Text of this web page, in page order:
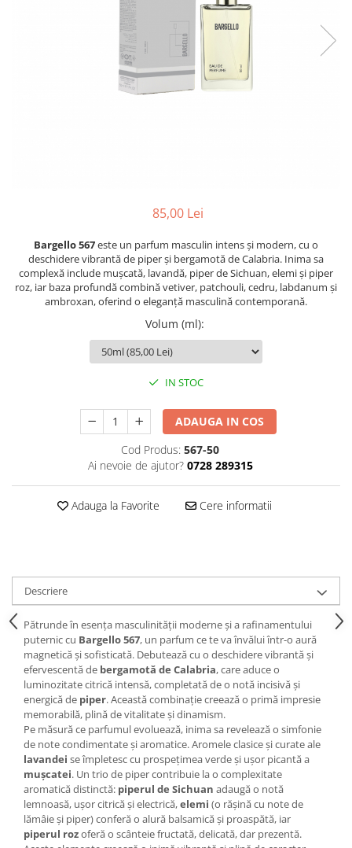
Floral-Fructat-Gurmand
Pielarie
Floral-Aldehidic
Floral-Lemnos
Aromatic-Condimentat
Floral-Fructat
Citric
Aromatic
Aromatic-Verde
85,00 Lei
Bargello 567este un parfum masculin intens și modern, cu o
deschidere vibrantă de piper și bergamotă de Calabria. Inima sa
complexă include mușcată, lavandă, piper de Sichuan, elemi și piper
roz, iar baza profundă combină vetiver, patchouli, cedru, labdanum și
ambroxan, oferind o eleganță masculină contemporană.
Volum (ml):
IN STOC
ADAUGA IN COS
Cod Produs: 567-50
Ai nevoie de ajutor? 0728 289315
Adauga la Favorite Cere informatii
Descriere
Pătrunde în esența masculinității moderne și a rafinamentului
puternic cu Bargello 567, un parfum ce te va învălui într-o aură
magnetică și sofisticată. Debutează cu o deschidere vibrantă și
efervescentă de bergamotă de Calabria, care aduce o
luminozitate citrică intensă, completată de o notă incisivă și
energică de piper. Această combinație creează o primă impresie
memorabilă, plină de vitalitate și dinamism.
Pe măsură ce parfumul evoluează, inima sa revelează o simfonie
de note condimentate și aromatice. Aromele clasice și curate ale
lavandei se împletesc cu prospețimea verde și ușor picantă a
mușcatei. Un trio de piper contribuie la o complexitate
aromatică distinctă: piperul de Sichuan adaugă o notă
lemnoasă, ușor citrică și electrică,elemi (o rășină cu note de
lămâie și piper) conferă o alură balsamică și proaspătă, iar
piperul rozoferă o scânteie fructată, delicată, dar prezentă.